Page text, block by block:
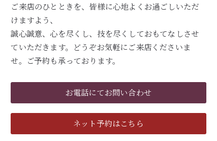
ご来店のひとときを、皆様に心地よくお過ごしいただ
けますよう、
誠心誠意、心を尽くし、技を尽くしておもてなしさせ
ていただきます。どうぞお気軽にご来店くださいま
せ。ご予約も承っております。
お電話にてお問い合わせ
ネット予約はこちら